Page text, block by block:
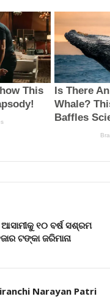
୧୦ ବର୍ଷ ସଶ୍ରମ
ଟଙ୍କା ଜରିମାନା
Narayan Patri